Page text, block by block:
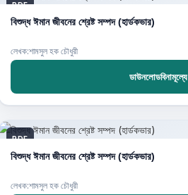
PDF
বিশুদ্ধ ঈমান জীবনের শ্রেষ্ট সম্পদ (হার্ডকভার)
লেখক:শামসুল হক চৌধুরী
ডাউনলোডবিনামূল্যে
PDF
বিশুদ্ধ ঈমান জীবনের শ্রেষ্ট সম্পদ (হার্ডকভার)
লেখক:শামসুল হক চৌধুরী